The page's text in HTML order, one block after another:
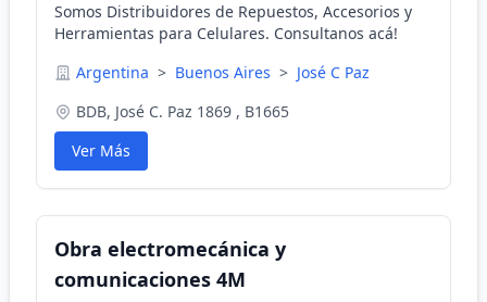
Somos Distribuidores de Repuestos, Accesorios y
Herramientas para Celulares. Consultanos acá!
Argentina > Buenos Aires > José C Paz
BDB, José C. Paz 1869 , B1665
Ver Más
Obra electromecánica y
comunicaciones 4M